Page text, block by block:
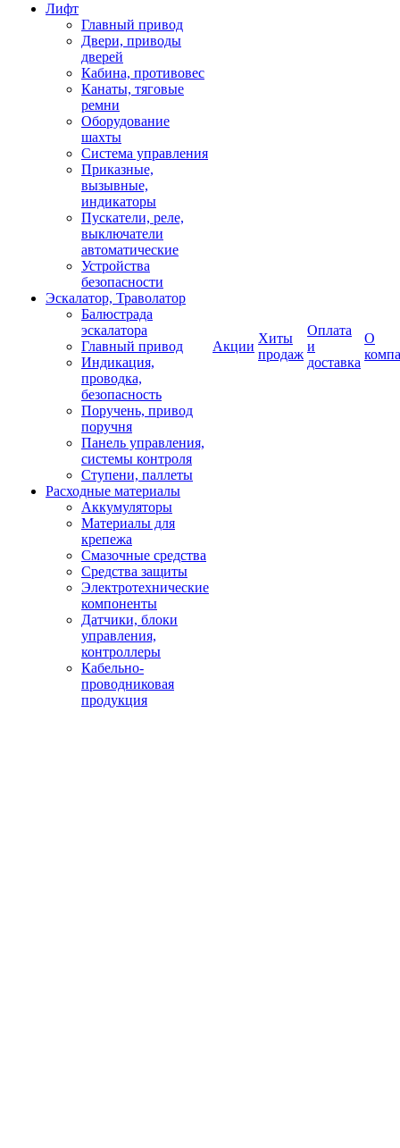
Лифт
Главный привод
Двери, приводы
дверей
Кабина, противовес
Канаты, тяговые
ремни
Оборудование
шахты
Система управления
Приказные,
вызывные,
индикаторы
Пускатели, реле,
выключатели
автоматические
Устройства
безопасности
Эскалатор, Траволатор
Балюстрада
эскалатора
Главный привод
Индикация,
проводка,
безопасность
Поручень, привод
поручня
Панель управления,
системы контроля
Ступени, паллеты
Расходные материалы
Аккумуляторы
Материалы для
крепежа
Смазочные средства
Средства защиты
Электротехнические
компоненты
Датчики, блоки
управления,
контроллеры
Кабельно-
проводниковая
продукция
Акции
Хиты
продаж
Оплата
и
доставка
О